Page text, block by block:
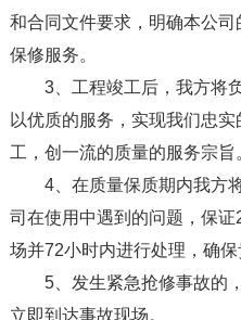
和合同文件要求，明确本公
保修服务。
3、工程竣工后，我方将
以优质的服务，实现我们忠
工，创一流的质量的服务宗旨
4、在质量保质期内我方
司在使用中遇到的问题，保
场并72小时内进行处理，确保
5、发生紧急抢修事故的
立即到达事故现场。